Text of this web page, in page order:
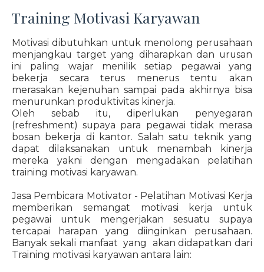
Training Motivasi Karyawan
Motivasi dibutuhkan untuk menolong perusahaan
menjangkau target yang diharapkan dan urusan
ini paling wajar menilik setiap pegawai yang
bekerja secara terus menerus tentu akan
merasakan kejenuhan sampai pada akhirnya bisa
menurunkan produktivitas kinerja.
Oleh sebab itu, diperlukan penyegaran
(refreshment) supaya para pegawai tidak merasa
bosan bekerja di kantor. Salah satu teknik yang
dapat dilaksanakan untuk menambah kinerja
mereka yakni dengan mengadakan pelatihan
training motivasi karyawan.
Jasa Pembicara Motivator - Pelatihan Motivasi Kerja
memberikan semangat motivasi kerja untuk
pegawai untuk mengerjakan sesuatu supaya
tercapai harapan yang diinginkan perusahaan.
Banyak sekali manfaat yang akan didapatkan dari
Training motivasi karyawan antara lain: